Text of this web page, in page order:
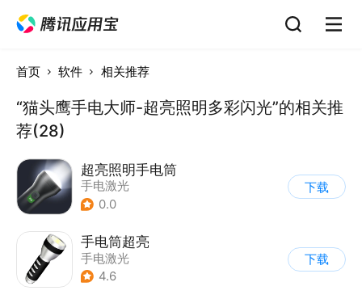
首页 软件 相关推荐
“猫头鹰手电大师-超亮照明多彩闪光”的相关推
荐(28)
超亮照明手电筒
手电激光
0.0
下载
手电筒超亮
手电激光
4.6
下载